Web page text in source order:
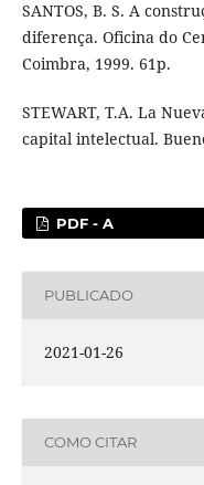
SANTOS, B. S. A
diferença. Oficina do
Coimbra, 1999. 61p.
STEWART, T.A. La
capital intelectual.
PDF - A
PUBLICADO
2021-01-26
COMO CITAR